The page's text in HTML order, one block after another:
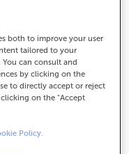
estés donde
internacionales.
hacerte sentir cerca
y América (España,
USA, México,
en España tenemos
en todos los
o de empresas.
both to improve your user
tailored to your
can consult and
by clicking on the
to directly accept or reject
on the "Accept
Policy.